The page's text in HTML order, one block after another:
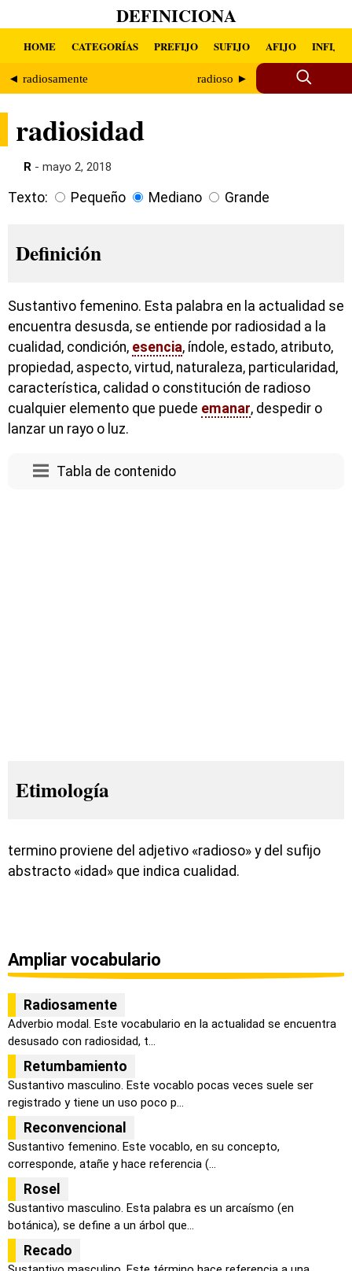
DEFINICIONA
HOME CATEGORÍAS PREFIJO SUFIJO AFIJO INFIJO
◄ radiosamente radioso ►
radiosidad
R - mayo 2, 2018
Texto: Pequeño Mediano Grande
Definición
Sustantivo femenino. Esta palabra en la actualidad se
encuentra desusda, se entiende por radiosidad a la
cualidad, condición, esencia, índole, estado, atributo,
propiedad, aspecto, virtud, naturaleza, particularidad,
característica, calidad o constitución de radioso
cualquier elemento que puede emanar, despedir o
lanzar un rayo o luz.
Tabla de contenido
Etimología
termino proviene del adjetivo «radioso» y del sufijo
abstracto «idad» que indica cualidad.
Ampliar vocabulario
Radiosamente
Adverbio modal. Este vocabulario en la actualidad se encuentra
desusado con radiosidad, t...
Retumbamiento
Sustantivo masculino. Este vocablo pocas veces suele ser
registrado y tiene un uso poco p...
Reconvencional
Sustantivo femenino. Este vocablo, en su concepto,
corresponde, atañe y hace referencia (...
Rosel
Sustantivo masculino. Esta palabra es un arcaísmo (en
botánica), se define a un árbol que...
Recado